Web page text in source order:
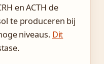
en ACTH de
te produceren bij
niveaus. Dit